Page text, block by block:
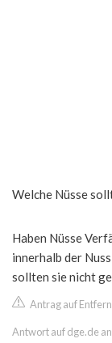
Welche Nüsse
Haben Nüsse
innerhalb der
sollten sie nicht
Antrag auf
Antwort auf dge.de an